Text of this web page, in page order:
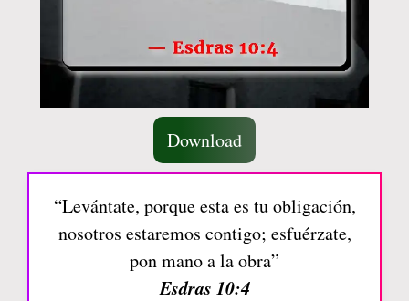
Download
“Levántate, porque esta es tu obligación,
nosotros estaremos contigo; esfuérzate,
pon mano a la obra”
Esdras 10:4